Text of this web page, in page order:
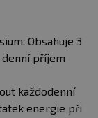
Obsahuje 3
příjem
každodenní
energie při